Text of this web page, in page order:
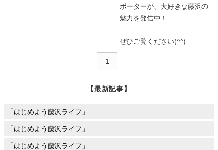
ポーターが、大好きな藤沢の
魅力を発信中！
ぜひご覧ください(^^)
1
【最新記事】
「はじめよう藤沢ライフ」
「はじめよう藤沢ライフ」
「はじめよう藤沢ライフ」